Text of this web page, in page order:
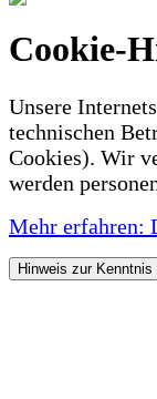
Cookie-
Unsere
technischen
Cookies). Wir
werden
Mehr erfahren:
Hinweis zur